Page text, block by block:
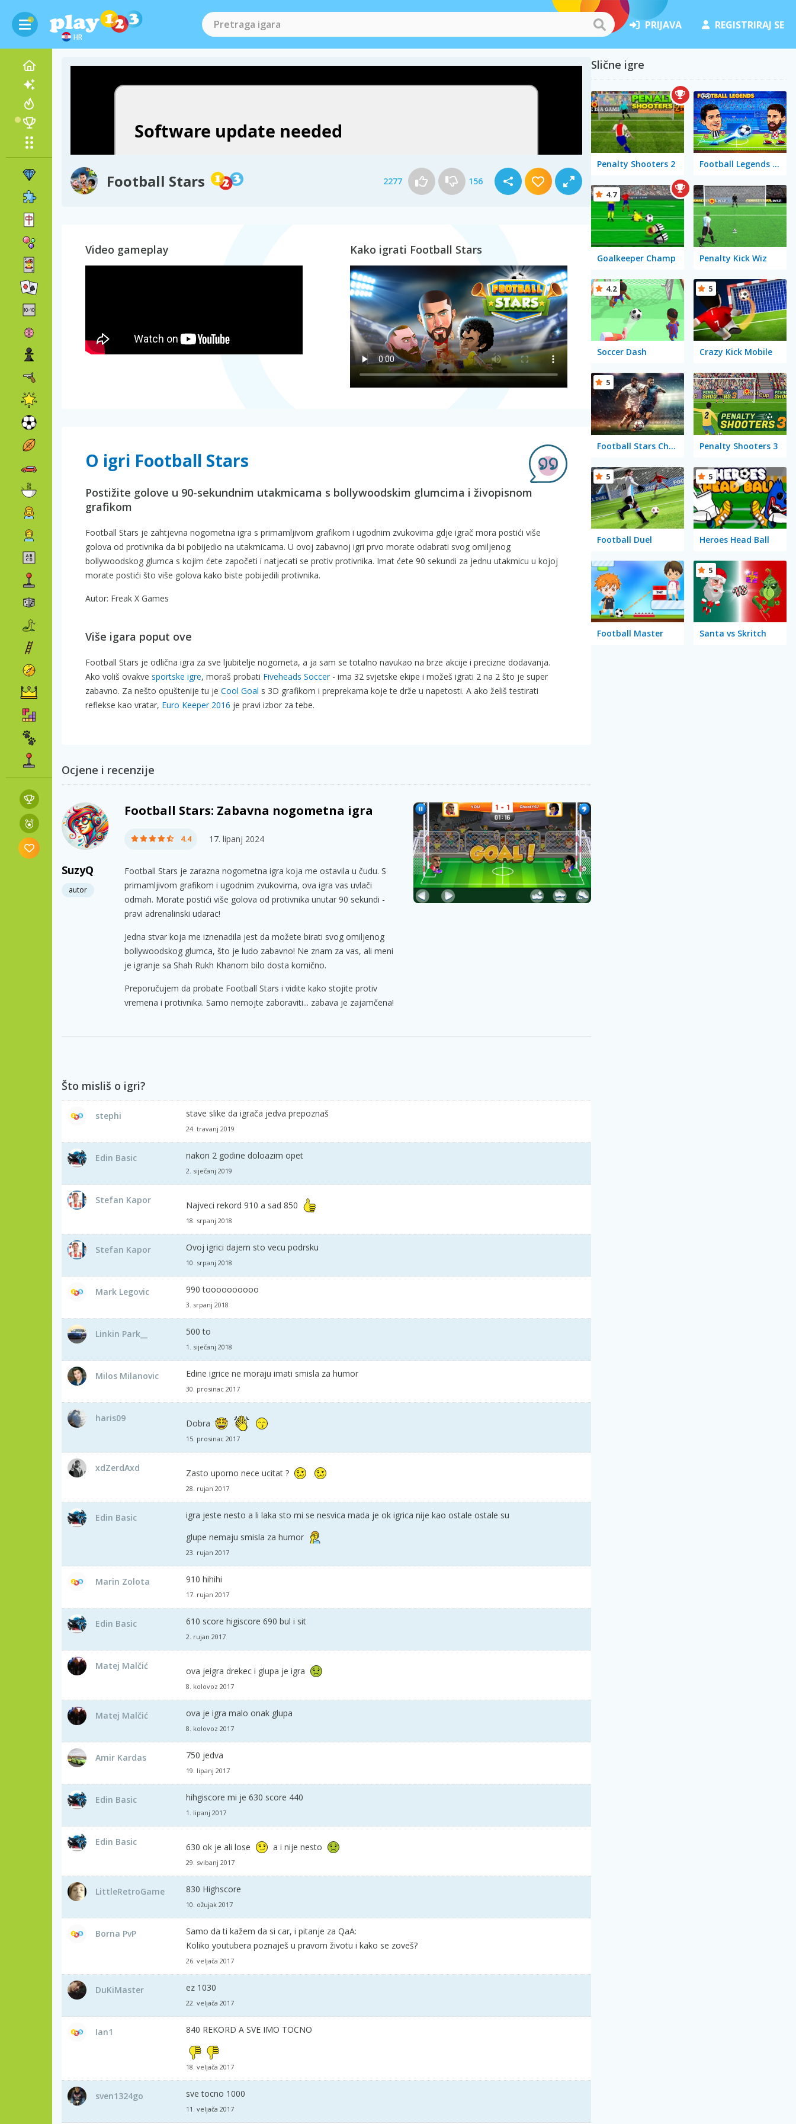
HR
PRIJAVA REGISTRIRAJ SE
Football Stars 2277 156
Video gameplay Kako igrati Football Stars
O igri Football Stars
Postižite golove u 90-sekundnim utakmicama s bollywoodskim glumcima i živopisnom
grafikom
Football Stars je zahtjevna nogometna igra s primamljivom grafikom i ugodnim zvukovima gdje igrač mora postići više
golova od protivnika da bi pobijedio na utakmicama. U ovoj zabavnoj igri prvo morate odabrati svog omiljenog
bollywoodskog glumca s kojim ćete započeti i natjecati se protiv protivnika. Imat ćete 90 sekundi za jednu utakmicu u kojoj
morate postići što više golova kako biste pobijedili protivnika.
Autor: Freak X Games
Više igara poput ove
Football Stars je odlična igra za sve ljubitelje nogometa, a ja sam se totalno navukao na brze akcije i precizne dodavanja.
Ako voliš ovakve sportske igre, moraš probati Fiveheads Soccer- ima 32 svjetske ekipe i možeš igrati 2 na 2 što je super
zabavno. Za nešto opuštenije tu je Cool Goal s 3D grafikom i preprekama koje te drže u napetosti. A ako želiš testirati
reflekse kao vratar, Euro Keeper 2016 je pravi izbor za tebe.
Ocjene i recenzije
SuzyQ
autor
Football Stars: Zabavna nogometna igra
4.4 17. lipanj 2024
Football Stars je zarazna nogometna igra koja me ostavila u čudu. S
primamljivom grafikom i ugodnim zvukovima, ova igra vas uvlači
odmah. Morate postići više golova od protivnika unutar 90 sekundi -
pravi adrenalinski udarac!
Jedna stvar koja me iznenadila jest da možete birati svog omiljenog
bollywoodskog glumca, što je ludo zabavno! Ne znam za vas, ali meni
je igranje sa Shah Rukh Khanom bilo dosta komično.
Preporučujem da probate Football Stars i vidite kako stojite protiv
vremena i protivnika. Samo nemojte zaboraviti... zabava je zajamčena!
Što misliš o igri?
stephi stave slike da igrača jedva prepoznaš
24. travanj 2019
Edin Basic nakon 2 godine doloazim opet
2. siječanj 2019
Stefan Kapor Najveci rekord 910 a sad 850
18. srpanj 2018
Stefan Kapor Ovoj igrici dajem sto vecu podrsku
10. srpanj 2018
Mark Legovic 990 toooooooooo
3. srpanj 2018
Linkin Park__ 500 to
1. siječanj 2018
Milos Milanovic Edine igrice ne moraju imati smisla za humor
30. prosinac 2017
haris09 Dobra
15. prosinac 2017
xdZerdAxd Zasto uporno nece ucitat ?
28. rujan 2017
Edin Basic
igra jeste nesto a li laka sto mi se nesvica mada je ok igrica nije kao ostale ostale su
glupe nemaju smisla za humor
23. rujan 2017
Marin Zolota 910 hihihi
17. rujan 2017
Edin Basic 610 score higiscore 690 bul i sit
2. rujan 2017
Matej Malčić ova jeigra drekec i glupa je igra
8. kolovoz 2017
Matej Malčić ova je igra malo onak glupa
8. kolovoz 2017
Amir Kardas 750 jedva
19. lipanj 2017
Edin Basic hihgiscore mi je 630 score 440
1. lipanj 2017
Edin Basic 630 ok je ali lose a i nije nesto
29. svibanj 2017
LittleRetroGame 830 Highscore
10. ožujak 2017
Borna PvP
Samo da ti kažem da si car, i pitanje za QaA:
Koliko youtubera poznaješ u pravom životu i kako se zoveš?
26. veljača 2017
DuKiMaster ez 1030
22. veljača 2017
Ian1 840 REKORD A SVE IMO TOCNO
18. veljača 2017
sven1324go sve tocno 1000
11. veljača 2017
Slične igre
Penalty Shooters 2 Football Legends 2021
Goalkeeper Champ
4.7
Penalty Kick Wiz
Soccer Dash
4.2
Crazy Kick Mobile
5
Football Stars Championship
5
Penalty Shooters 3
Football Duel
5
Heroes Head Ball
5
Football Master Santa vs Skritch
5